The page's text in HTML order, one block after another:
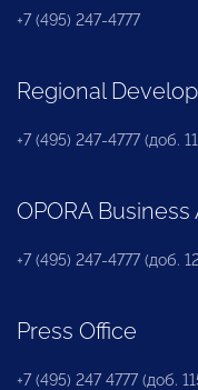
+7 (495) 247-4777
Regional
+7 (495) 247-4777 (доб.
OPORA
+7 (495) 247-4777 (доб.
Press Office
+7 (495) 247 4777 (доб.